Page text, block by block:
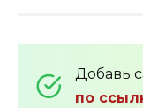
Добавь
по